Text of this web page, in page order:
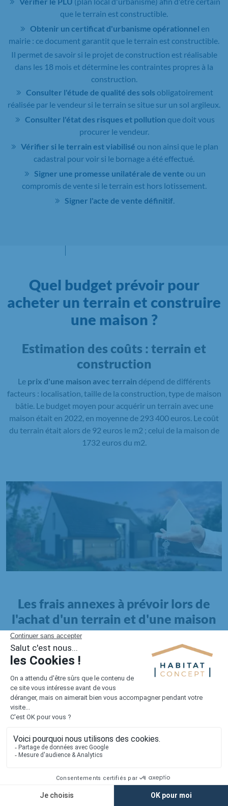
que le terrain est constructible.
Obtenir un certificat d'urbanisme opérationnel en
mairie : ce document garantit que le terrain est constructible.
Il permet de savoir si le projet de construction est réalisable
dans les 18 mois et détermine les contraintes propres à la
construction.
Consulter l'étude de qualité des sols obligatoirement
réalisée par le vendeur si le terrain se situe sur un sol argileux.
Consulter l'état des risques et pollution que doit vous
procurer le vendeur.
Vérifier si le terrain est viabilisé ou non ainsi que le plan
cadastral pour voir si le bornage a été effectué.
Signer une promesse unilatérale de vente ou un
compromis de vente si le terrain est hors lotissement.
Signer l'acte de vente définitif
Quel budget prévoir pour
acheter un terrain et construire
une maison ?
Estimation des coûts : terrain et
construction
Le prix d'une maison avec terrain dépend de différents
facteurs : localisation, taille de la construction, type de maison
bâtie. Le budget moyen pour acquérir un terrain avec une
maison était en 2022, en moyenne de 293 400 euros. Le coût
du terrain était alors de 92 euros le m2 ; celui de la maison de
1732 euros du m2.
Les frais annexes à prévoir lors de
l'achat d'un terrain et d'une maison
Il faut également intégrer à votre budget, les
pour la maison. Outre l'achat du terrain et la construction, il
faut prendre en compte la viabilisation si elle n'est pas
proposée par le constructeur. Les frais de raccordements et les
taxes éventuelles coûtent entre 5 000 et 15 000 euros selon la
localisation du terrain et son accès.
Quant auxfrais de notaire
Lorsque vous vous tournez vers une maison existante, il sera
nécessaire de faire des travaux de rénovation. Ceux-ci sont
souvent coûteux et doivent être ajoutés au prix de l'achat